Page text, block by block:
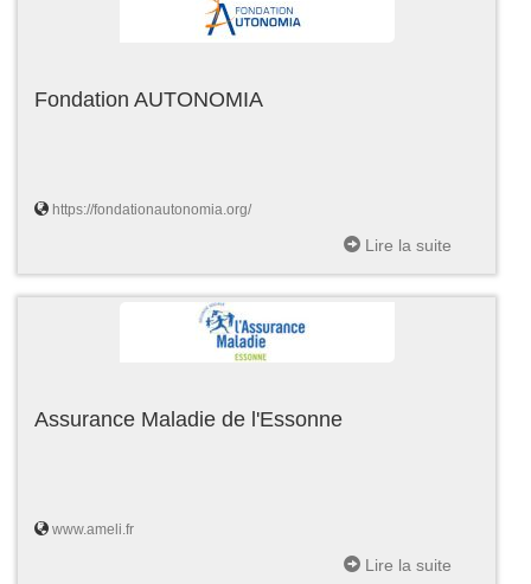
Fondation AUTONOMIA
https://fondationautonomia.org/
Lire la suite
Assurance Maladie de l'Essonne
www.ameli.fr
Lire la suite